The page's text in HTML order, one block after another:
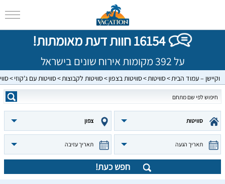
16154 חוות דעת מאומתות!
על 392 מקומות אירוח שונים בישראל
וקיישן – עמוד הבית סוויטות סוויטות בצפון סוויטות לקבוצות סוויטות עם ג'קוזי
סוויטות צפון
תאריך הגעה תאריך עזיבה
חפש כעת!